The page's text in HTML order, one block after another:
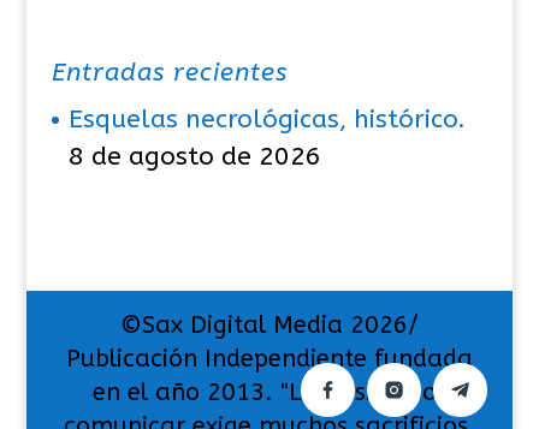
Entradas recientes
Esquelas necrológicas, histórico.
8 de agosto de 2026
©Sax Digital Media 2026/
Publicación Independiente fundada
en el año 2013. "La pasión por